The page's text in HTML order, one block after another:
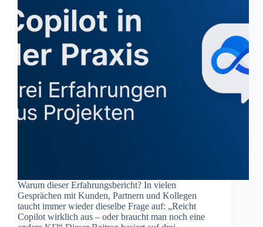
Warum dieser Erfahrungsbericht? In vielen
Gesprächen mit Kunden, Partnern und Kollegen
taucht immer wieder dieselbe Frage auf: „Reicht
Copilot wirklich aus – oder braucht man noch eine